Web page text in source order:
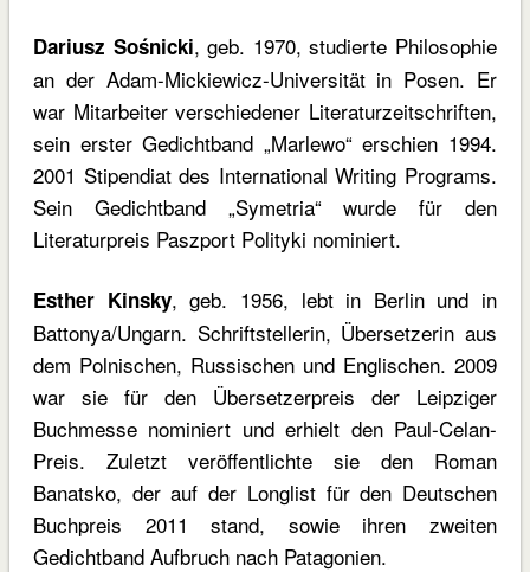
Dariusz Sośnicki, geb. 1970, studierte Philosophie
an der Adam-Mickiewicz-Universität in Posen. Er
war Mitarbeiter verschiedener Literaturzeitschriften,
sein erster Gedichtband „Marlewo“ erschien 1994.
2001 Stipendiat des International Writing Programs.
Sein Gedichtband „Symetria“ wurde für den
Literaturpreis Paszport Polityki nominiert.
Esther Kinsky, geb. 1956, lebt in Berlin und in
Battonya/Ungarn. Schriftstellerin, Übersetzerin aus
dem Polnischen, Russischen und Englischen. 2009
war sie für den Übersetzerpreis der Leipziger
Buchmesse nominiert und erhielt den Paul-Celan-
Preis. Zuletzt veröffentlichte sie den Roman
Banatsko, der auf der Longlist für den Deutschen
Buchpreis 2011 stand, sowie ihren zweiten
Gedichtband Aufbruch nach Patagonien.